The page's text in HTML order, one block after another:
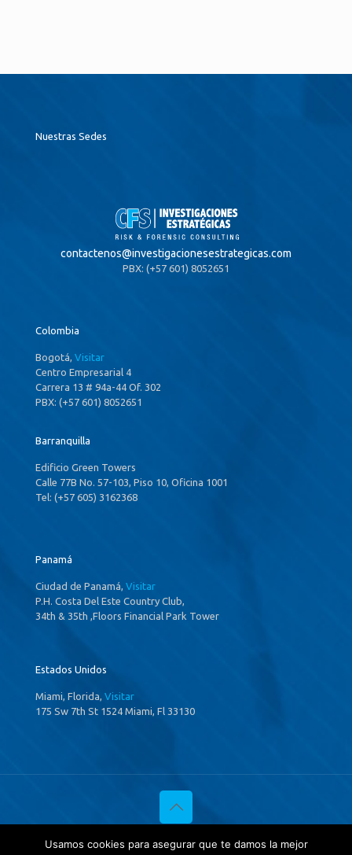
Nuestras Sedes
contactenos@investigacionesestrategicas.com
PBX: (+57 601) 8052651
Colombia
Bogotá, Visitar
Centro Empresarial 4
Carrera 13 # 94a-44 Of. 302
PBX: (+57 601) 8052651
Barranquilla
Edificio Green Towers
Calle 77B No. 57-103, Piso 10, Oficina 1001
Tel: (+57 605) 3162368
Panamá
Ciudad de Panamá, Visitar
P.H. Costa Del Este Country Club,
34th & 35th ,Floors Financial Park Tower
Estados Unidos
Miami, Florida, Visitar
175 Sw 7th St 1524 Miami, Fl 33130
© 2020 Investigaciones Estratégicas & Asociados. All Rights
Usamos cookies para asegurar que te damos la mejor